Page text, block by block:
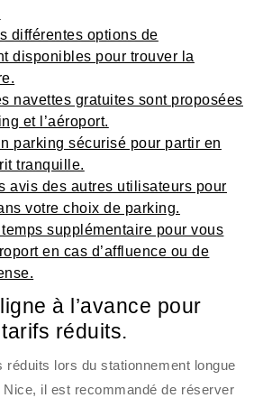
différentes options de
disponibles pour trouver la
navettes gratuites sont proposées
et l’aéroport.
parking sécurisé pour partir en
tranquille.
avis des autres utilisateurs pour
votre choix de parking.
supplémentaire pour vous
en cas d’affluence ou de
à l’avance pour
réduits.
réduits lors du stationnement longue
Nice, il est recommandé de réserver